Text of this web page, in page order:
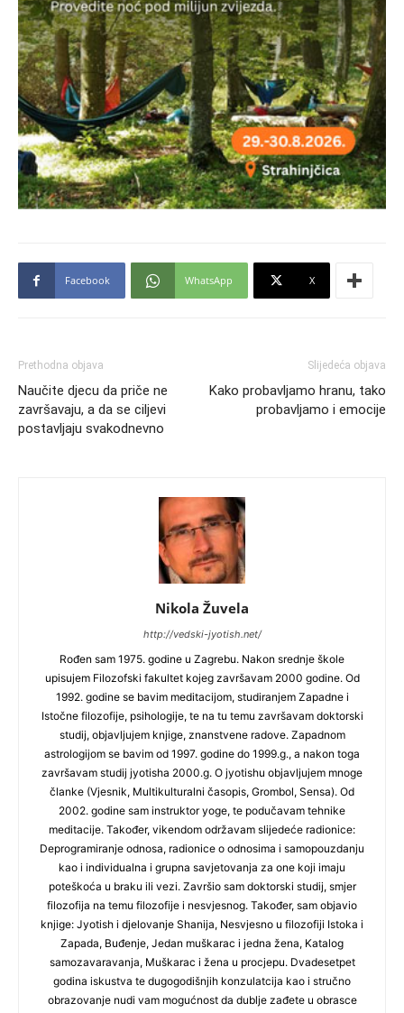
Facebook WhatsApp X
Prethodna objava
Naučite djecu da priče ne
završavaju, a da se ciljevi
postavljaju svakodnevno
Slijedeća objava
Kako probavljamo hranu, tako
probavljamo i emocije
Nikola Žuvela
http://vedski-jyotish.net/
Rođen sam 1975. godine u Zagrebu. Nakon srednje škole
upisujem Filozofski fakultet kojeg završavam 2000 godine. Od
1992. godine se bavim meditacijom, studiranjem Zapadne i
Istočne filozofije, psihologije, te na tu temu završavam doktorski
studij, objavljujem knjige, znanstvene radove. Zapadnom
astrologijom se bavim od 1997. godine do 1999.g., a nakon toga
završavam studij jyotisha 2000.g. O jyotishu objavljujem mnoge
članke (Vjesnik, Multikulturalni časopis, Grombol, Sensa). Od
2002. godine sam instruktor yoge, te podučavam tehnike
meditacije. Također, vikendom održavam slijedeće radionice:
Deprogramiranje odnosa, radionice o odnosima i samopouzdanju
kao i individualna i grupna savjetovanja za one koji imaju
poteškoća u braku ili vezi. Završio sam doktorski studij, smjer
filozofija na temu filozofije i nesvjesnog. Također, sam objavio
knjige: Jyotish i djelovanje Shanija, Nesvjesno u filozofiji Istoka i
Zapada, Buđenje, Jedan muškarac i jedna žena, Katalog
samozavaravanja, Muškarac i žena u procjepu. Dvadesetpet
godina iskustva te dugogodišnjih konzulatcija kao i stručno
obrazovanje nudi vam mogućnost da dublje zađete u obrasce